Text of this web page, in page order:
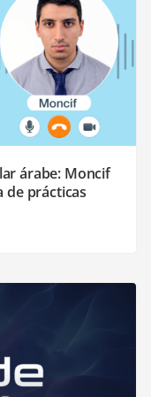
árabe: Moncif
de prácticas